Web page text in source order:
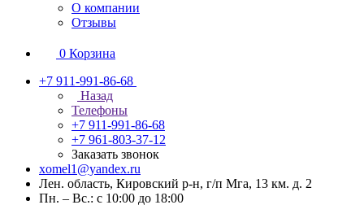
О компании
Отзывы
0 Корзина
+7 911-991-86-68
Назад
Телефоны
+7 911-991-86-68
+7 961-803-37-12
Заказать звонок
xomel1@yandex.ru
Лен. область, Кировский р-н, г/п Мга, 13 км. д. 2
Пн. – Вс.: с 10:00 до 18:00